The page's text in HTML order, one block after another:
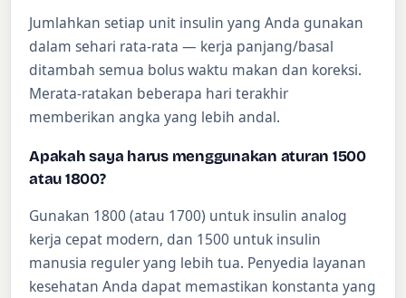
Jumlahkan setiap unit insulin yang Anda gunakan
dalam sehari rata-rata — kerja panjang/basal
ditambah semua bolus waktu makan dan koreksi.
Merata-ratakan beberapa hari terakhir
memberikan angka yang lebih andal.
Apakah saya harus menggunakan aturan 1500
atau 1800?
Gunakan 1800 (atau 1700) untuk insulin analog
kerja cepat modern, dan 1500 untuk insulin
manusia reguler yang lebih tua. Penyedia layanan
kesehatan Anda dapat memastikan konstanta yang